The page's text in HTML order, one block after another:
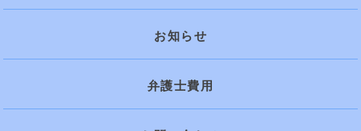
お知らせ
弁護士費用